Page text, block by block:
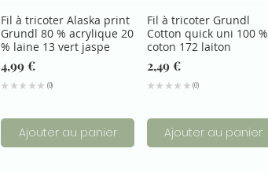
Fil à tricoter Alaska print
Grundl 80 % acrylique 20
% laine 13 vert jaspe
Prix
4,99 €
★ ★ ★ ★ ★ 0
0
Ajouter au panier
Fil à tricoter Grundl
Cotton quick uni 100 %
coton 172 laiton
Prix
2,49 €
★ ★ ★ ★ ★ 0
0
Ajouter au panier